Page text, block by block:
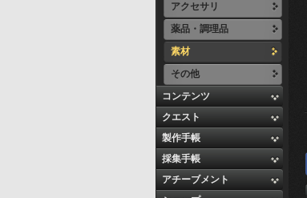
アクセサリ
薬品・調理品
素材
その他
コンテンツ
クエスト
製作手帳
採集手帳
アチーブメント